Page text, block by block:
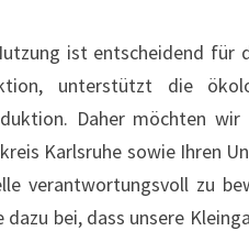
ist entscheidend für
unterstützt die
Daher möchten
Karlsruhe sowie Ihren
verantwortungsvoll zu
bei, dass unsere